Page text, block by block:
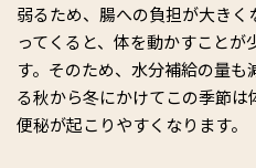
弱るため、腸への負担が大き
ってくると、体を動かすこと
す。そのため、水分補給の量
る秋から冬にかけてこの季節は
便秘が起こりやすくなります。